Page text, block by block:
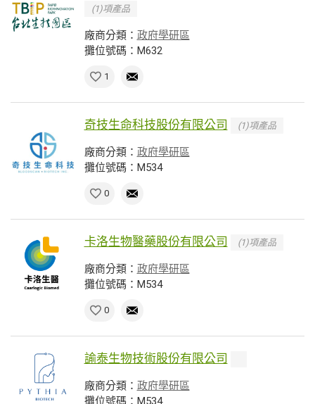
(1)項產品
廠商分類： 政府學研區
攤位號碼：M632
1
奇技生命科技股份有限公司 (1)項產品
廠商分類： 政府學研區
攤位號碼：M534
0
卡洛生物醫藥股份有限公司 (1)項產品
廠商分類： 政府學研區
攤位號碼：M534
0
諭泰生物技術股份有限公司
廠商分類： 政府學研區
攤位號碼：M534